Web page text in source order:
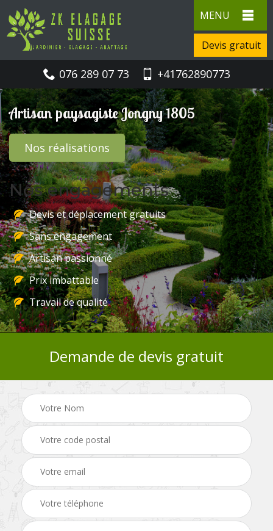
MENU
Devis gratuit
076 289 07 73 +41762890773
Artisan paysagiste Jongny 1805
Nos réalisations
Nos engagements
Devis et déplacement gratuits
Sans engagement
Artisan passionné
Prix imbattable
Travail de qualité
Demande de devis gratuit